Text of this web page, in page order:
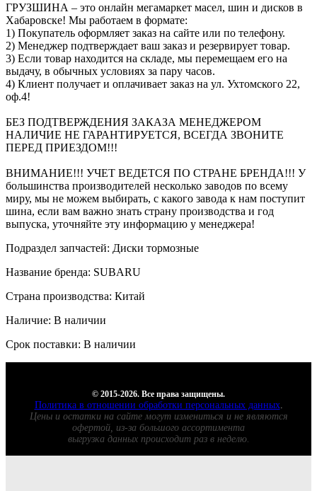
ГРУЗШИНА – это онлайн мегамаркет масел, шин и дисков в
Хабаровске! Мы работаем в формате:
1) Покупатель оформляет заказ на сайте или по телефону.
2) Менеджер подтверждает ваш заказ и резервирует товар.
3) Если товар находится на складе, мы перемещаем его на
выдачу, в обычных условиях за пару часов.
4) Клиент получает и оплачивает заказ на ул. Ухтомского 22,
оф.4!
БЕЗ ПОДТВЕРЖДЕНИЯ ЗАКАЗА МЕНЕДЖЕРОМ
НАЛИЧИЕ НЕ ГАРАНТИРУЕТСЯ, ВСЕГДА ЗВОНИТЕ
ПЕРЕД ПРИЕЗДОМ!!!
ВНИМАНИЕ!!! УЧЕТ ВЕДЕТСЯ ПО СТРАНЕ БРЕНДА!!! У
большинства производителей несколько заводов по всему
миру, мы не можем выбирать, с какого завода к нам поступит
шина, если вам важно знать страну производства и год
выпуска, уточняйте эту информацию у менеджера!
Подраздел запчастей: Диски тормозные
Название бренда: SUBARU
Страна производства: Китай
Наличие: В наличии
Срок поставки: В наличии
© 2015-2026. Все права защищены.
Политика в отношении обработки персональных данных.
Цены и остатки на сайте могут измениться и не являются
офертой, из-за большого ассортимента
выгрузка данных происходит раз в неделю.